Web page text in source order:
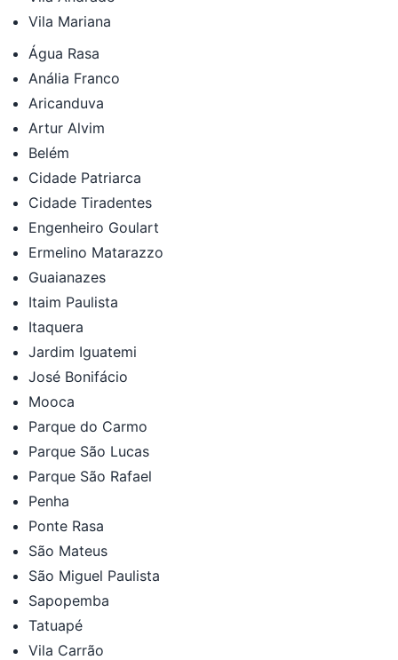
Vila Mariana
Água Rasa
Anália Franco
Aricanduva
Artur Alvim
Belém
Cidade Patriarca
Cidade Tiradentes
Engenheiro Goulart
Ermelino Matarazzo
Guaianazes
Itaim Paulista
Itaquera
Jardim Iguatemi
José Bonifácio
Mooca
Parque do Carmo
Parque São Lucas
Parque São Rafael
Penha
Ponte Rasa
São Mateus
São Miguel Paulista
Sapopemba
Tatuapé
Vila Carrão